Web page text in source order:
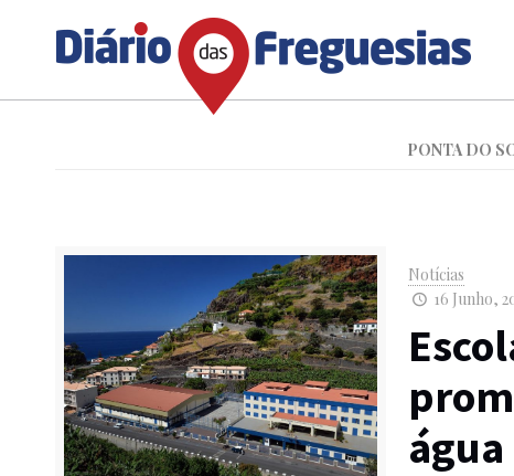
PONTA DO
Notícias
16 Junho,
água